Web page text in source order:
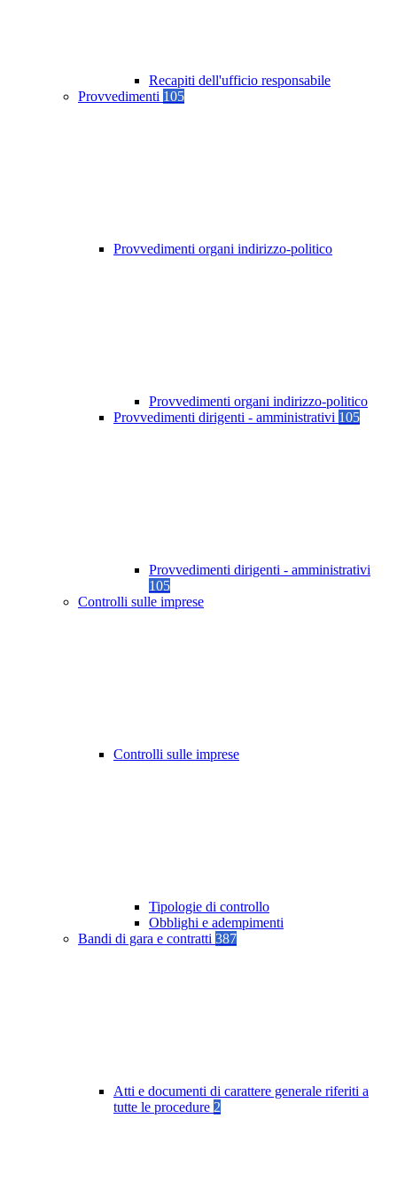
Recapiti dell'ufficio responsabile
Provvedimenti 105
Provvedimenti organi indirizzo-politico
Provvedimenti organi indirizzo-politico
Provvedimenti dirigenti - amministrativi 105
Provvedimenti dirigenti - amministrativi
105
Controlli sulle imprese
Controlli sulle imprese
Tipologie di controllo
Obblighi e adempimenti
Bandi di gara e contratti 387
Atti e documenti di carattere generale riferiti a
tutte le procedure 2